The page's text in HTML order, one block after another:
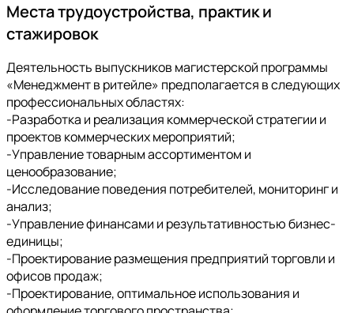
Места трудоустройства, практик и
стажировок
Деятельность выпускников магистерской программы
«Менеджмент в ритейле» предполагается в следующих
профессиональных областях:
-Разработка и реализация коммерческой стратегии и
проектов коммерческих мероприятий;
-Управление товарным ассортиментом и
ценообразование;
-Исследование поведения потребителей, мониторинг и
анализ;
-Управление финансами и результативностью бизнес-
единицы;
-Проектирование размещения предприятий торговли и
офисов продаж;
-Проектирование, оптимальное использования и